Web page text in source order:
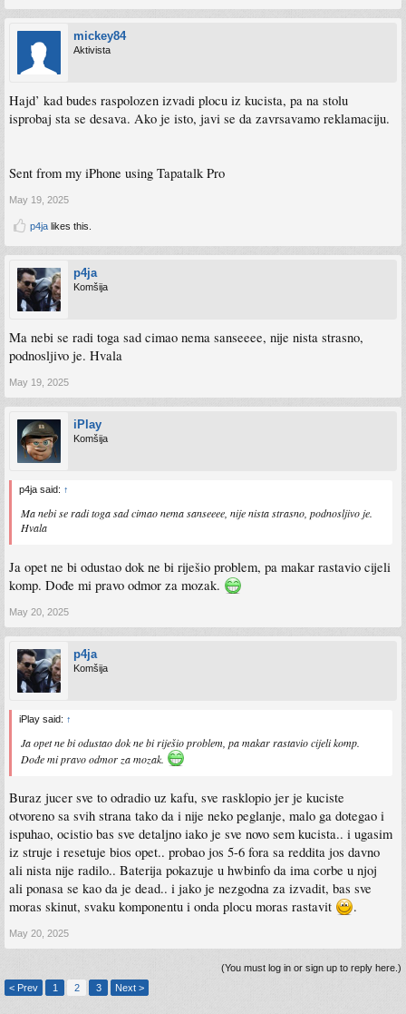
mickey84
Aktivista
Hajd’ kad budes raspolozen izvadi plocu iz kucista, pa na stolu
isprobaj sta se desava. Ako je isto, javi se da zavrsavamo reklamaciju.
Sent from my iPhone using Tapatalk Pro
May 19, 2025
p4ja likes this.
p4ja
Komšija
Ma nebi se radi toga sad cimao nema sanseeee, nije nista strasno,
podnosljivo je. Hvala
May 19, 2025
iPlay
Komšija
p4ja said: ↑
Ma nebi se radi toga sad cimao nema sanseeee, nije nista strasno, podnosljivo je.
Hvala
Ja opet ne bi odustao dok ne bi riješio problem, pa makar rastavio cijeli
komp. Dođe mi pravo odmor za mozak.
May 20, 2025
p4ja
Komšija
iPlay said: ↑
Ja opet ne bi odustao dok ne bi riješio problem, pa makar rastavio cijeli komp.
Dođe mi pravo odmor za mozak.
Buraz jucer sve to odradio uz kafu, sve rasklopio jer je kuciste
otvoreno sa svih strana tako da i nije neko peglanje, malo ga dotegao i
ispuhao, ocistio bas sve detaljno iako je sve novo sem kucista.. i ugasim
iz struje i resetuje bios opet.. probao jos 5-6 fora sa reddita jos davno
ali nista nije radilo.. Baterija pokazuje u hwbinfo da ima corbe u njoj
ali ponasa se kao da je dead.. i jako je nezgodna za izvadit, bas sve
moras skinut, svaku komponentu i onda plocu moras rastavit
.
May 20, 2025
(You must log in or sign up to reply here.)
< Prev
1 2 3 Next >